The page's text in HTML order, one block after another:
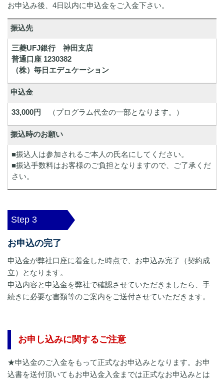
お申込み後、4日以内に申込金をご入金下さい。
振込先
三菱UFJ銀行 神田支店
普通口座 1230382
（株）毎日エデュケーション
申込金
33,000円 （プログラム代金の一部となります。）
振込時のお願い
■振込人は参加されるご本人の氏名にしてください。
■振込手数料はお客様のご負担となりますので、ご了承くだ
さい。
Step 3
お申込の完了
申込金が弊社口座に着金した時点で、お申込み完了（契約成
立）となります。
申込内容と申込金を弊社で確認させていただきましたら、手
続きに必要な書類等のご案内をご送付させていただきます。
お申し込みに関するご注意
★申込金のご入金をもって正式なお申込みとなります。お申
込書を送付頂いてもお申込金入金までは正式なお申込みとは